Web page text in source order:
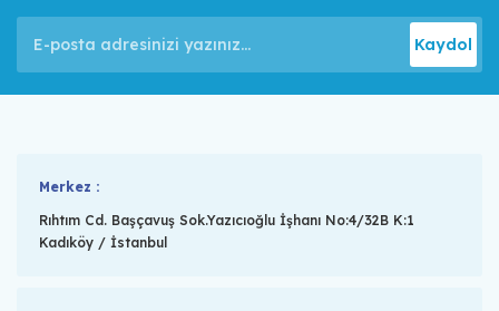
Kaydol
Merkez :
Rıhtım Cd. Başçavuş Sok.Yazıcıoğlu İşhanı No:4/32B K:1
Kadıköy / İstanbul